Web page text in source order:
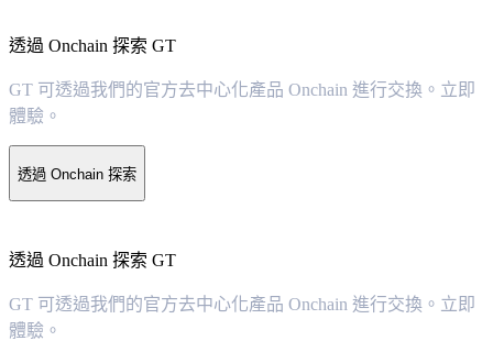
透過 Onchain 探索 GT
GT 可透過我們的官方去中心化產品 Onchain 進行交換。立即
體驗。
透過 Onchain 探索
透過 Onchain 探索 GT
GT 可透過我們的官方去中心化產品 Onchain 進行交換。立即
體驗。